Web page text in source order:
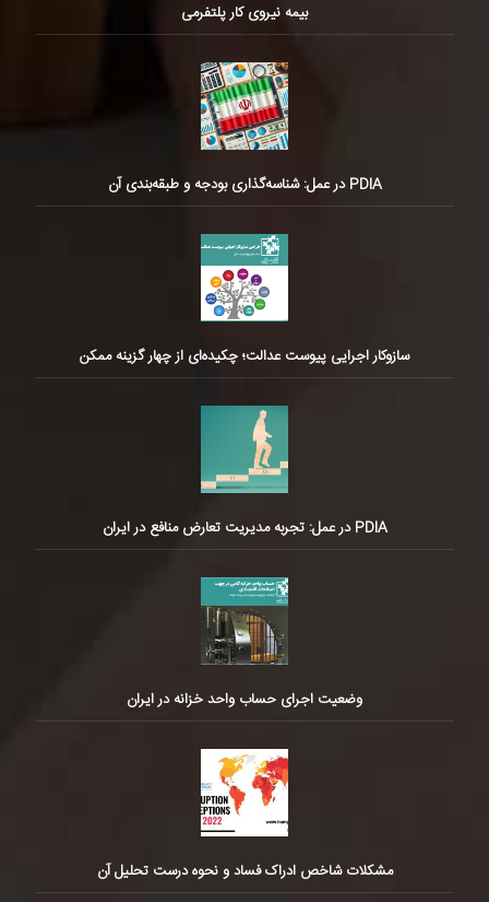
بیمه نیروی کار پلتفرمی
PDIA در عمل: شناسه‌گذاری بودجه و طبقه‌بندی آن
سازوکار اجرایی پیوست عدالت؛ چکیده‌ای از چهار گزینه ممکن
PDIA در عمل: تجربه مدیریت تعارض منافع در ایران
وضعیت اجرای حساب واحد خزانه در ایران
مشکلات شاخص ادراک فساد و نحوه درست تحلیل آن